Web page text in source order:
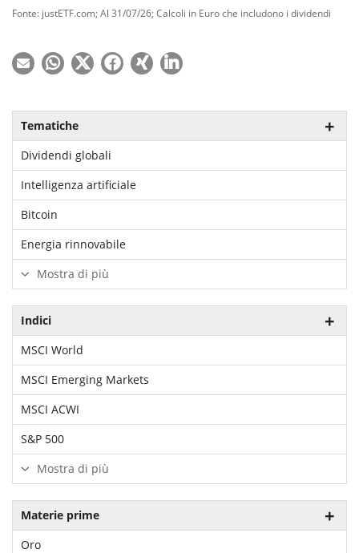
Fonte: justETF.com; Al 31/07/26; Calcoli in Euro che includono i dividendi
Tematiche
Dividendi globali
Intelligenza artificiale
Bitcoin
Energia rinnovabile
Mostra di più
Indici
MSCI World
MSCI Emerging Markets
MSCI ACWI
S&P 500
Mostra di più
Materie prime
Oro